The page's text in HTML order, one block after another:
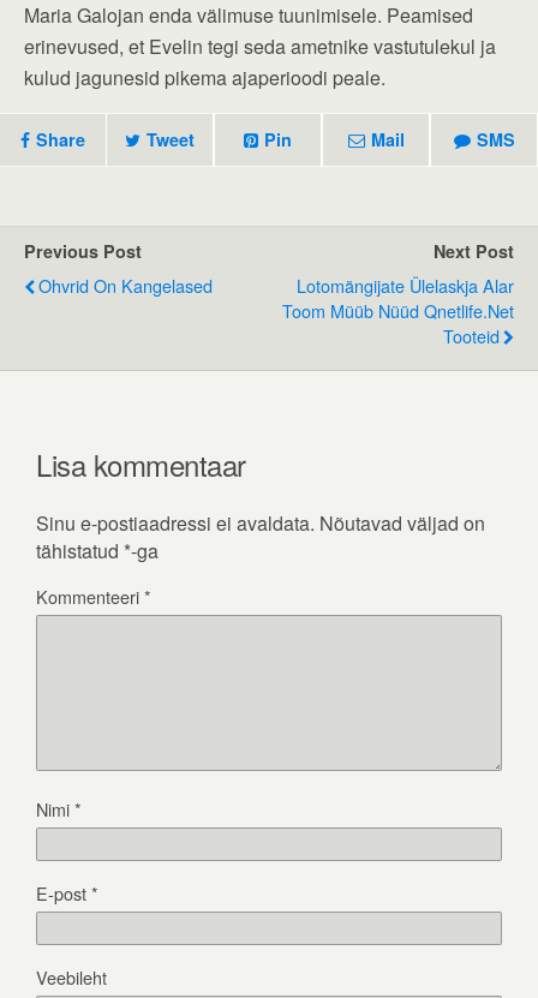
Maria Galojan enda välimuse tuunimisele. Peamised
erinevused, et Evelin tegi seda ametnike vastutulekul ja
kulud jagunesid pikema ajaperioodi peale.
Share Tweet Pin Mail SMS
Previous Post
Ohvrid On Kangelased
Next Post
Lotomängijate Ülelaskja Alar
Toom Müüb Nüüd Qnetlife.net
Tooteid
Lisa kommentaar
Sinu e-postiaadressi ei avaldata. Nõutavad väljad on
tähistatud *-ga
Kommenteeri*
Nimi*
E-post*
Veebileht